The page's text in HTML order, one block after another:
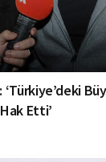
‘Türkiye’deki
Etti’